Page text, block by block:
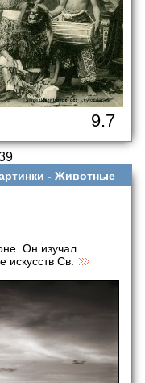
9.7
- Животные
Он изучал
искусств Св.